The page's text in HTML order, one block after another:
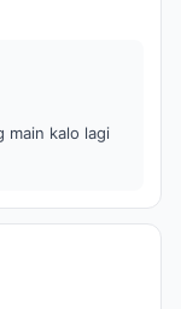
main kalo lagi